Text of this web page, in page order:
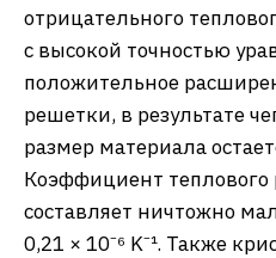
отрицательного
с высокой точностью
положительное
решетки, в результате
размер материала
Коэффициент теплового
составляет ничтожно
0,21 × 10⁻⁶ K⁻¹. Также